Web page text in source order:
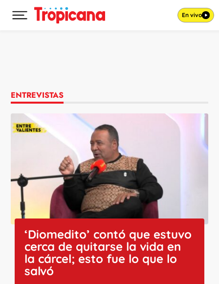
Desplegar menú principal En vivo
ENTREVISTAS
‘Diomedito’ contó que estuvo
cerca de quitarse la vida en
la cárcel; esto fue lo que lo
salvó